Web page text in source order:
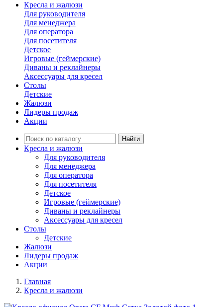
Кресла и жалюзи
Для руководителя
Для менеджера
Для оператора
Для посетителя
Детское
Игровые (геймерские)
Диваны и реклайнеры
Аксессуары для кресел
Столы
Детские
Жалюзи
Лидеры продаж
Акции
Найти
Кресла и жалюзи
Для руководителя
Для менеджера
Для оператора
Для посетителя
Детское
Игровые (геймерские)
Диваны и реклайнеры
Аксессуары для кресел
Столы
Детские
Жалюзи
Лидеры продаж
Акции
Главная
Кресла и жалюзи